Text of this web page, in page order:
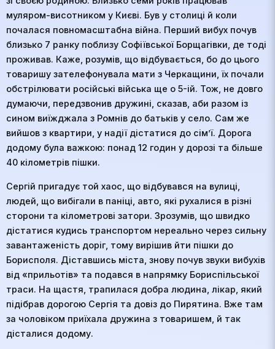
муляром-висотником у Києві. Був у столиці й коли
почалася повномасштабна війна. Перший вибух почув
близько 7 ранку поблизу Софіївської Борщагівки, де тоді
проживав. Каже, розумів, що відбувається, бо до цього
товаришу зателефонувала мати з Черкащини, їх почали
обстрілювати російські війська ще о 5-ій. Тож, не довго
думаючи, передзвонив дружині, сказав, аби разом із
сином виїжджала з Ромнів до батьків у село. Сам же
вийшов з квартири, у надії дістатися до сім’ї. Дорога
додому була важкою: понад 12 годин у дорозі та більше
40 кілометрів пішки.
Сергій пригадує той хаос, що відбувався на вулиці,
людей, що вибігали в паніці, авто, які рухалися в різні
сторони та кілометрові затори. Зрозумів, що швидко
дістатися кудись транспортом нереально через сильну
завантаженість доріг, тому вирішив йти пішки до
Борисполя. Діставшись міста, знову почув звуки вибухів
від «прильотів» та подався в напрямку Бориспільської
траси. На щастя, трапилася добра людина, лікар, який
підібрав дорогою Сергія та довіз до Пирятина. Вже там
за чоловіком приїхала дружина з товаришем, й так
дісталися додому.